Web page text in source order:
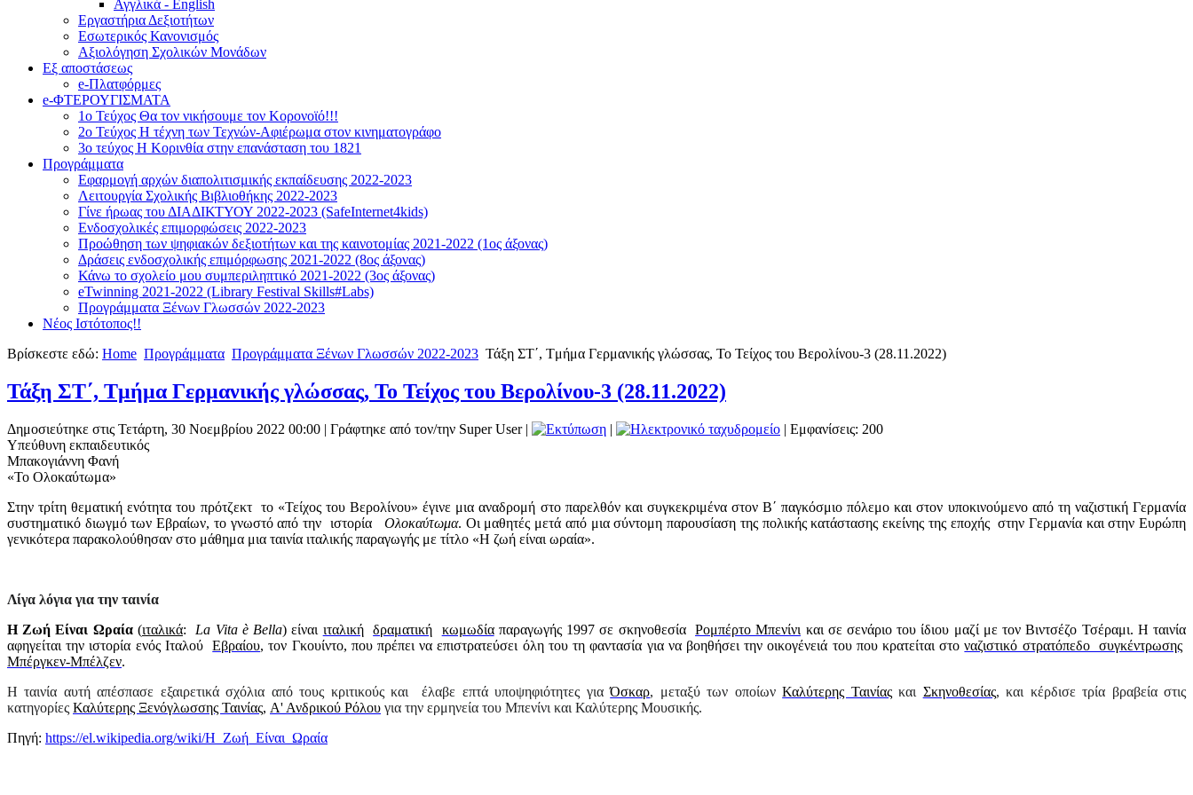
Αγγλικά - English
Εργαστήρια Δεξιοτήτων
Εσωτερικός Κανονισμός
Αξιολόγηση Σχολικών Μονάδων
Εξ αποστάσεως
e-Πλατφόρμες
e-ΦΤΕΡΟΥΓΙΣΜΑΤΑ
1ο Τεύχος Θα τον νικήσουμε τον Κορονοϊό!!!
2ο Τεύχος Η τέχνη των Τεχνών-Αφιέρωμα στον κινηματογράφο
3ο τεύχος Η Κορινθία στην επανάσταση του 1821
Προγράμματα
Εφαρμογή αρχών διαπολιτισμικής εκπαίδευσης 2022-2023
Λειτουργία Σχολικής Βιβλιοθήκης 2022-2023
Γίνε ήρωας του ΔΙΑΔΙΚΤΥΟΥ 2022-2023 (SafeInternet4kids)
Ενδοσχολικές επιμορφώσεις 2022-2023
Προώθηση των ψηφιακών δεξιοτήτων και της καινοτομίας 2021-2022 (1ος άξονας)
Δράσεις ενδοσχολικής επιμόρφωσης 2021-2022 (8ος άξονας)
Κάνω το σχολείο μου συμπεριληπτικό 2021-2022 (3ος άξονας)
eTwinning 2021-2022 (Library Festival Skills#Labs)
Προγράμματα Ξένων Γλωσσών 2022-2023
Νέος Ιστότοπος!!
Βρίσκεστε εδώ: Home Προγράμματα Προγράμματα Ξένων Γλωσσών 2022-2023 Τάξη ΣΤ΄, Tμήμα Γερμανικής γλώσσας, Το Τείχος του Βερολίνου-3 (28.11.2022)
Τάξη ΣΤ΄, Tμήμα Γερμανικής γλώσσας, Το Τείχος του Βερολίνου-3 (28.11.2022)
Δημοσιεύτηκε στις Τετάρτη, 30 Νοεμβρίου 2022 00:00 | Γράφτηκε από τον/την Super User| |
| Εμφανίσεις: 200
Υπεύθυνη εκπαιδευτικός
Μπακογιάννη Φανή
«Το Ολοκαύτωμα»
Στην τρίτη θεματική ενότητα του πρότζεκτ το «Τείχος του Βερολίνου» έγινε μια αναδρομή στο παρελθόν και συγκεκριμένα στον Β΄ παγκόσμιο πόλεμο και στον υποκινούμενο από τη ναζιστική Γερμανία
συστηματικό διωγμό των Εβραίων, το γνωστό από την ιστορία Ολοκαύτωμα. Οι μαθητές μετά από μια σύντομη παρουσίαση της πολικής κατάστασης εκείνης της εποχής στην Γερμανία και στην Ευρώπη
γενικότερα παρακολούθησαν στο μάθημα μια ταινία ιταλικής παραγωγής με τίτλο «Η ζωή είναι ωραία».
Λίγα λόγια για την ταινία
Η Ζωή Είναι Ωραία(ιταλικά: La Vita è Bella) είναι ιταλική δραματική κωμωδίαπαραγωγής 1997 σε σκηνοθεσίαΡομπέρτο Μπενίνι και σε σενάριο του ίδιου μαζί με τον Βιντσέζο Τσέραμι. Η ταινία
αφηγείται την ιστορία ενός ΙταλούΕβραίου, τον Γκουίντο, που πρέπει να επιστρατεύσει όλη του τη φαντασία για να βοηθήσει την οικογένειά του που κρατείται στοναζιστικό στρατόπεδο συγκέντρωσης
Μπέργκεν-Μπέλζεν.
Η ταινία αυτή απέσπασε εξαιρετικά σχόλια από τους κριτικούς και έλαβε επτά υποψηφιότητες γιαΌσκαρ, μεταξύ των οποίωνΚαλύτερης Ταινίαςκαι Σκηνοθεσίας, και κέρδισε τρία βραβεία στις
κατηγορίες Καλύτερης Ξενόγλωσσης Ταινίας, Α' Ανδρικού Ρόλου για την ερμηνεία του Μπενίνι και Καλύτερης Μουσικής.
Πηγή: https://el.wikipedia.org/wiki/Η_Ζωή_Είναι_Ωραία